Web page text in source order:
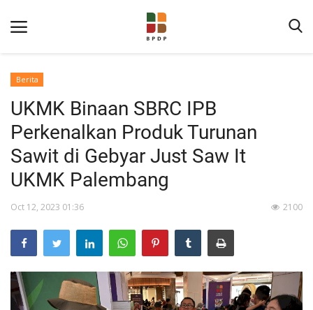
Informasi Publik
Program Layanan
Berita
Berita
UKMK Binaan SBRC IPB
Perkenalkan Produk Turunan
Sawit di Gebyar Just Saw It
UKMK Palembang
Oct 12, 2023 01:36 2100